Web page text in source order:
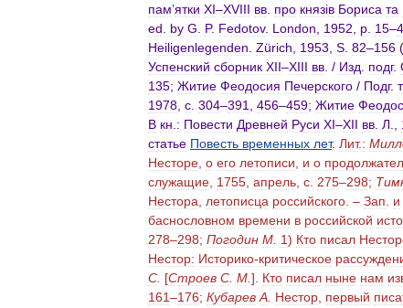
пам’ятки XI–XVIII вв про князiв Бориса та
ed
by G P. Fedotov. London 1952 p 15–
Heiligenlegenden Zürich 1953 S 82–156 (
Успенский сборник XII–XIII вв . / Изд подг.
135; Житие Феодосия Печерского / Подг.
1978 с 304–391 456–459; Житие
В кн : Повести Древней Руси XI–XII вв Л
статье Повесть временных лет. Лит.:
Несторе о его летописи и о
служащие 1755 апрель с 275–298;
Нестора
летописца российского . – Зап и
баснословном времени в российской
278–298; Погодин М 1) Кто писал
Нестор: Историко-критическое
С [Строев С М ]. Кто писал ныне нам
161–176; Кубарев А Нестор первый